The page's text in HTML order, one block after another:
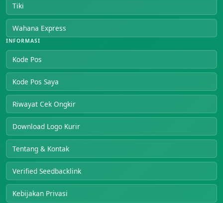
Tiki
Wahana Express
INFORMASI
Kode Pos
Kode Pos Saya
Riwayat Cek Ongkir
Download Logo Kurir
Tentang & Kontak
Verified Seedbacklink
Kebijakan Privasi